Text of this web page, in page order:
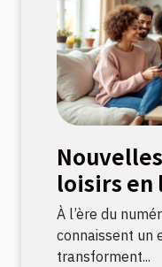
loisirs en
impact
française
À l’ère du
connaissent un
transforment...